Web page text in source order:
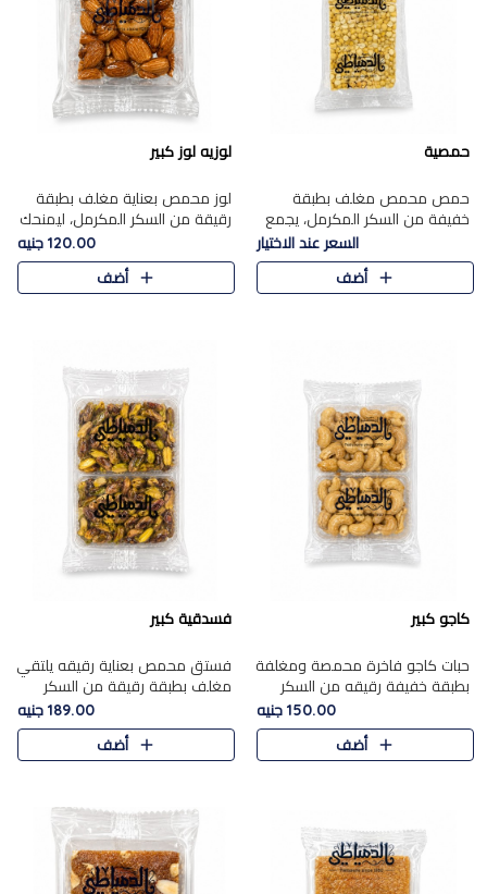
حمصية
حمص محمص مغلف بطبقة
خفيفة من السكر المكرمل، يجمع
بين القرمشة المميزة والطعم
الشرقي الأصيل في واحدة من أشهر
حلويات الموسم.
السعر عند الاختيار
أضف
لوزيه لوز كبير
لوز محمص بعناية مغلف بطبقة
رقيقة من السكر المكرمل، ليمنحك
قرمشة راقية ونكهة غنية تبرز
فخامة اللوز في كل قطعة.
120.00 جنيه
أضف
كاجو كبير
حبات كاجو فاخرة محمصة ومغلفة
بطبقة خفيفة رقيقه من السكر
المكرمل، تجمع بين توازن النعومة
زبدية غنية فاخرة والقرمشة
المرضية في حلوى شرقية بطاب..
150.00 جنيه
أضف
فسدقية كبير
فستق محمص بعناية رقيقه يلتقي
مغلف بطبقة رقيقة من السكر
المكرمل، ليقدم مذاقًا فاخرًا حلوي
شرقية فاخرة ونكهة غنية ناتي تميز
كل قطعة و قوام هش
189.00 جنيه
أضف